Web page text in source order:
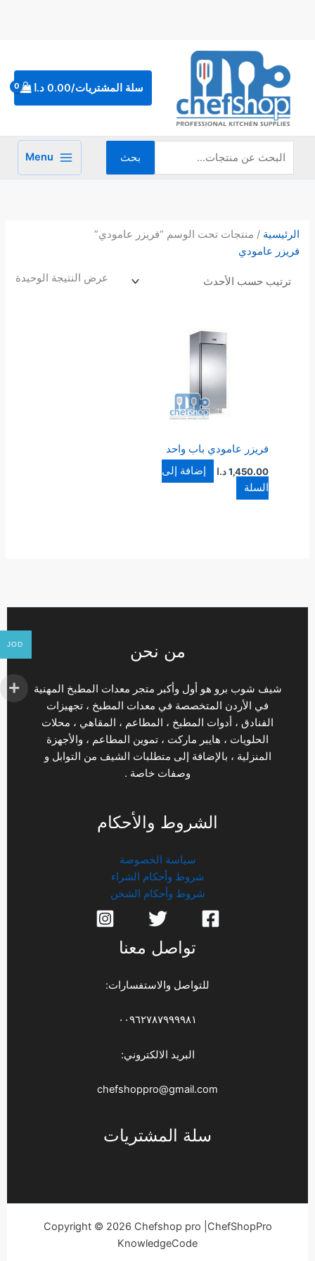
سلة المشتريات/0.00 د.ا
عن:
بحث Menu
الرئيسية / منتجات تحت الوسم “فريزر عامودي”
فريزر عامودي
عرض النتيجة الوحيدة
فريزر عامودي باب واحد
1,450.00 د.ا
إضافة إلى
السلة
من نحن
شيف شوب برو هو أول وأكبر متجر معدات المطبخ المهنية
في الأردن المتخصصة في معدات المطبخ ، تجهيزات
الفنادق ، أدوات المطبخ ، المطاعم ، المقاهي ، محلات
الحلويات ، هايبر ماركت ، تموين المطاعم ، والأجهزة
المنزلية ، بالإضافة إلى متطلبات الشيف من التوابل و
وصفات خاصة .
الشروط والأحكام
سياسة الخصوصة
شروط وأحكام الشراء
شروط وأحكام الشحن
تواصل معنا
للتواصل والاستفسارات:
٠٠٩٦٢٧٨٧٩٩٩٩٨١
البريد الالكتروني:
chefshoppro@gmail.com
سلة المشتريات
Copyright © 2026 Chefshop pro |ChefShopPro
KnowledgeCode
JOD